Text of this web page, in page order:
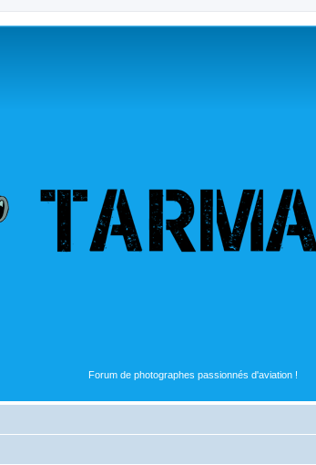
Forum de photographes passionnés d'aviation !